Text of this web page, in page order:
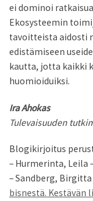
ei dominoi
Ekosysteemin
tavoitteista aidosti
edistämiseen
kautta, jotta kaikki
huomioiduiksi.
Ira Ahokas
Tulevaisuuden
Blogikirjoitus
– Hurmerinta, Leila
– Sandberg,
bisnestä.